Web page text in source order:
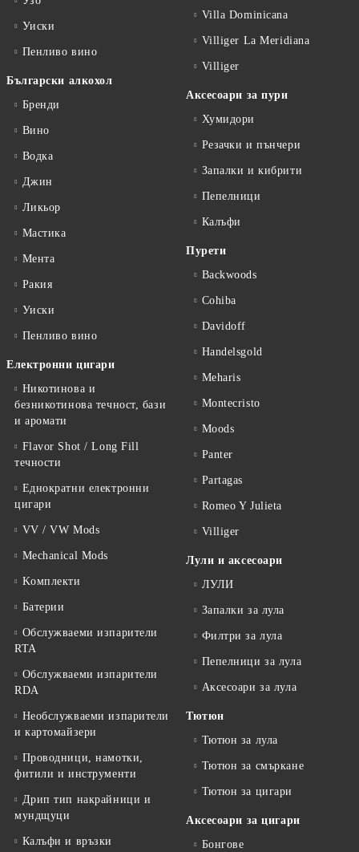
Уиски
Пенливо вино
Български алкохол
Бренди
Вино
Водка
Джин
Ликьор
Мастика
Мента
Ракия
Уиски
Пенливо вино
Електронни цигари
Никотинова и
безникотинова течност, бази
и аромати
Flavor Shot / Long Fill
течности
Еднократни електронни
цигари
VV / VW Mods
Mechanical Mods
Kомплекти
Батерии
Обслужваеми изпарители
RTA
Обслужваеми изпарители
RDA
Необслужваеми изпарители
и картомайзери
Проводници, намотки,
фитили и инструменти
Дрип тип накрайници и
мундщуци
Калъфи и връзки
Villa Dominicana
Villiger La Meridiana
Villiger
Аксесоари за пури
Хумидори
Резачки и пънчери
Запалки и кибрити
Пепелници
Калъфи
Пурети
Backwoods
Cohiba
Davidoff
Handelsgold
Meharis
Montecristo
Moods
Panter
Partagas
Romeo Y Julieta
Villiger
Лули и аксесоари
ЛУЛИ
Запалки за лула
Филтри за лула
Пепелници за лула
Аксесоари за лула
Тютюн
Тютюн за лула
Тютюн за смъркане
Тютюн за цигари
Аксесоари за цигари
Бонгове